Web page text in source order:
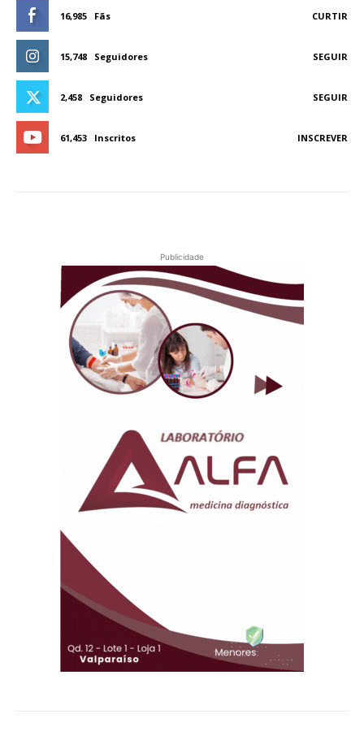
16,985 Fãs CURTIR
15,748 Seguidores SEGUIR
2,458 Seguidores SEGUIR
61,453 Inscritos INSCREVER
Publicidade